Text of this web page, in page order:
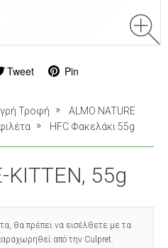
Tweet Pin
Τροφή
ALMO NATURE
HFC Φακελάκι 55g
KITTEN, 55g
θα πρέπει να εισέλθετε με τα
από την Culpret.